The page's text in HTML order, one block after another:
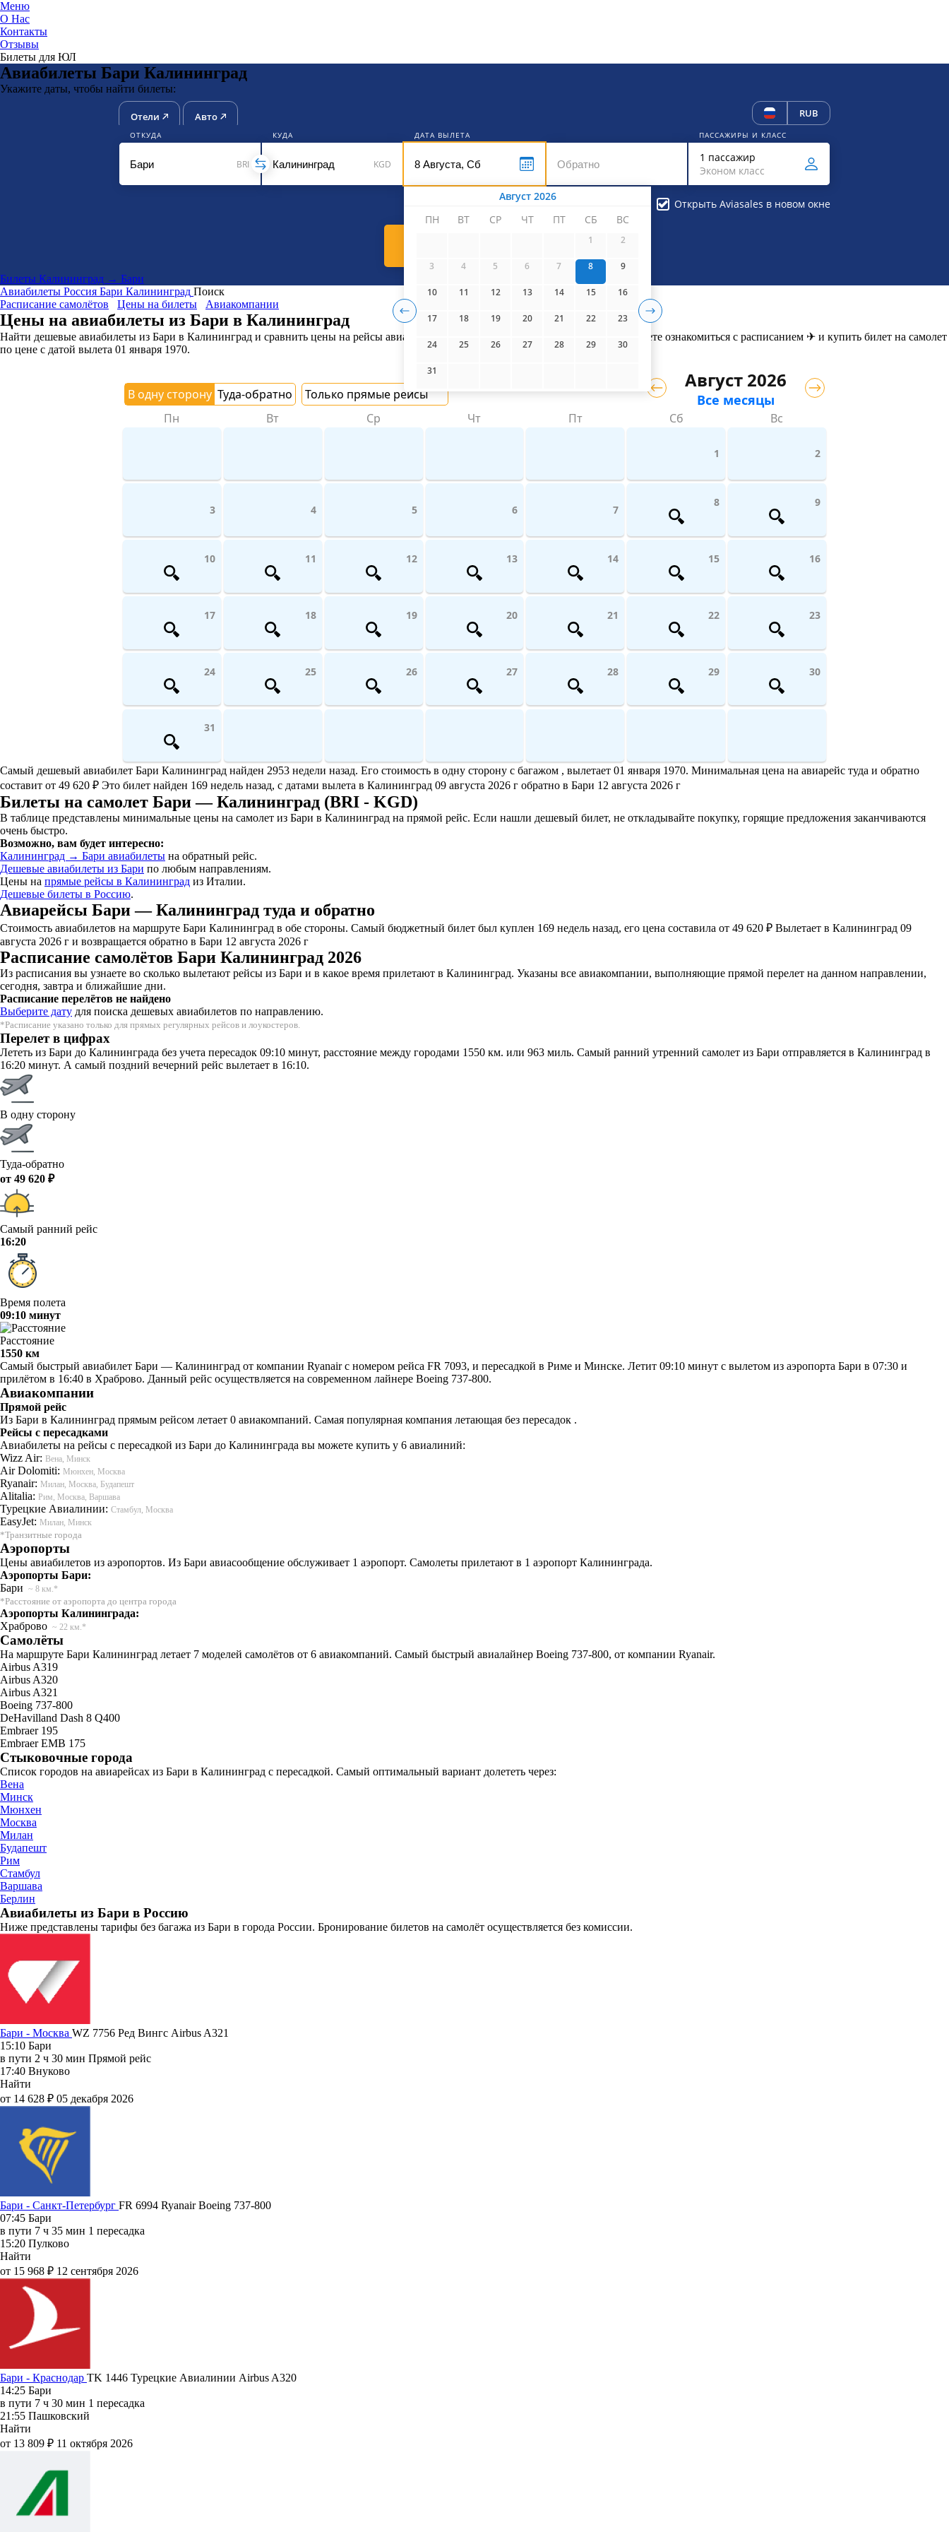
ЮниТикет
Меню
О Нас
Контакты
Отзывы
Билеты для ЮЛ
Авиабилеты Бари Калининград
Укажите даты, чтобы найти билеты:
Отели Авто RUB
ОТКУДА
BRI
КУДА
KGD
ДАТА ВЫЛЕТА
Август 2026
ПН
ВТ СР ЧТ ПТ СБ ВС
1 2
3 4 5 6 7 8 9
10 11 12 13 14 15 16
17 18 19 20 21 22 23
24 25 26 27 28 29 30
31
ПАССАЖИРЫ И КЛАСС
1 пассажир
Эконом класс
Открыть Aviasales в новом окне
Билеты Калининград → Бари
Авиабилеты Россия Бари Калининград Поиск
Расписание самолётов
Цены на билеты Авиакомпании
Цены на авиабилеты из Бари в Калининград
Найти дешевые авиабилеты из Бари в Калининград и сравнить цены на рейсы авиакомпаний поможет UniTicket.ru. На сайте вы можете ознакомиться с расписанием ✈ и купить билет на самолет
по цене с датой вылета 01 января 1970.
В одну сторону Туда-обратно Только прямые рейсы
Август 2026
Все месяцы
Пн Вт Ср Чт Пт Сб Вс
1 2
3 4 5 6 7
8 9
10 11 12 13 14 15 16
17 18 19 20 21 22 23
24 25 26 27 28 29 30
31
Самый дешевый авиабилет Бари Калининград найден 2953 недели назад. Его стоимость в одну сторону с багажом , вылетает 01 января 1970. Минимальная цена на авиарейс туда и обратно
составит от 49 620 ₽ Это билет найден 169 недель назад, с датами вылета в Калининград 09 августа 2026 г обратно в Бари 12 августа 2026 г
Билеты на самолет Бари — Калининград (BRI - KGD)
В таблице представлены минимальные цены на самолет из Бари в Калининград на прямой рейс. Если нашли дешевый билет, не откладывайте покупку, горящие предложения заканчиваются
очень быстро.
Возможно, вам будет интересно:
Калининград → Бари авиабилеты на обратный рейс.
Дешевые авиабилеты из Бари по любым направлениям.
Цены на прямые рейсы в Калининград из Италии.
Дешевые билеты в Россию.
Авиарейсы Бари — Калининград туда и обратно
Стоимость авиабилетов на маршруте Бари Калининград в обе стороны. Самый бюджетный билет был куплен 169 недель назад, его цена составила от 49 620 ₽ Вылетает в Калининград 09
августа 2026 г и возвращается обратно в Бари 12 августа 2026 г
Расписание самолётов Бари Калининград 2026
Из расписания вы узнаете во сколько вылетают рейсы из Бари и в какое время прилетают в Калининград. Указаны все авиакомпании, выполняющие прямой перелет на данном направлении,
сегодня, завтра и ближайшие дни.
Расписание перелётов не найдено
Выберите дату для поиска дешевых авиабилетов по направлению.
*Расписание указано только для прямых регулярных рейсов и лоукостеров.
Перелет в цифрах
Лететь из Бари до Калининграда без учета пересадок 09:10 минут, расстояние между городами 1550 км. или 963 миль. Самый ранний утренний самолет из Бари отправляется в Калининград в
16:20 минут. А самый поздний вечерний рейс вылетает в 16:10.
В одну сторону
Туда-обратно
от 49 620 ₽
Самый ранний рейс
16:20
Время полета
09:10 минут
Расстояние
1550 км
Самый быстрый авиабилет Бари — Калининград от компании Ryanair с номером рейса FR 7093, и пересадкой в Риме и Минске. Летит 09:10 минут с вылетом из аэропорта Бари в 07:30 и
прилётом в 16:40 в Храброво. Данный рейс осуществляется на современном лайнере Boeing 737-800.
Авиакомпании
Прямой рейс
Из Бари в Калининград прямым рейсом летает 0 авиакомпаний. Самая популярная компания летающая без пересадок .
Рейсы с пересадками
Авиабилеты на рейсы с пересадкой из Бари до Калининграда вы можете купить у 6 авиалиний:
Wizz Air: Вена, Минск
Air Dolomiti: Мюнхен, Москва
Ryanair: Милан, Москва, Будапешт
Alitalia: Рим, Москва, Варшава
Турецкие Авиалинии: Стамбул, Москва
EasyJet: Милан, Минск
*Транзитные города
Аэропорты
Цены авиабилетов из аэропортов. Из Бари авиасообщение обслуживает 1 аэропорт. Самолеты прилетают в 1 аэропорт Калининграда.
Аэропорты Бари:
Бари ~ 8 км.*
*Расстояние от аэропорта до центра города
Аэропорты Калининграда:
Храброво ~ 22 км.*
Самолёты
На маршруте Бари Калининград летает 7 моделей самолётов от 6 авиакомпаний. Самый быстрый авиалайнер Boeing 737-800, от компании Ryanair.
Airbus A319
Airbus A320
Airbus A321
Boeing 737-800
DeHavilland Dash 8 Q400
Embraer 195
Embraer EMB 175
Стыковочные города
Список городов на авиарейсах из Бари в Калининград с пересадкой. Самый оптимальный вариант долететь через:
Вена
Минск
Мюнхен
Москва
Милан
Будапешт
Рим
Стамбул
Варшава
Берлин
Авиабилеты из Бари в Россию
Ниже представлены тарифы без багажа из Бари в города России. Бронирование билетов на самолёт осуществляется без комиссии.
Бари - Москва WZ 7756 Ред Вингс Airbus A321
15:10 Бари
в пути 2 ч 30 мин Прямой рейс
17:40 Внуково
Найти
от 14 628 ₽ 05 декабря 2026
Бари - Санкт-Петербург FR 6994 RyanairBoeing 737-800
07:45 Бари
в пути 7 ч 35 мин 1 пересадка
15:20 Пулково
Найти
от 15 968 ₽ 12 сентября 2026
Бари - Краснодар TK 1446 Турецкие Авиалинии Airbus A320
14:25 Бари
в пути 7 ч 30 мин 1 пересадка
21:55 Пашковский
Найти
от 13 809 ₽ 11 октября 2026